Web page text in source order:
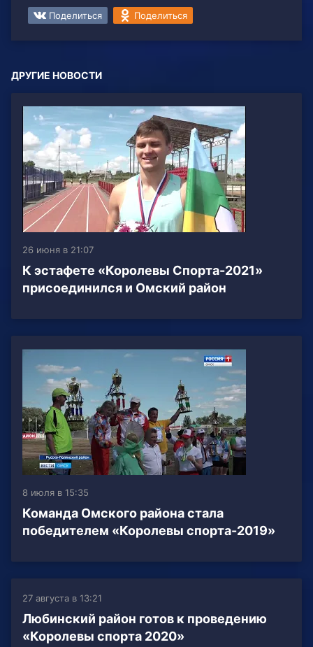
Поделиться Поделиться
ДРУГИЕ НОВОСТИ
26 июня в 21:07
К эстафете «Королевы Спорта-2021»
присоединился и Омский район
8 июля в 15:35
Команда Омского района стала
победителем «Королевы спорта-2019»
27 августа в 13:21
Любинский район готов к проведению
«Королевы спорта 2020»